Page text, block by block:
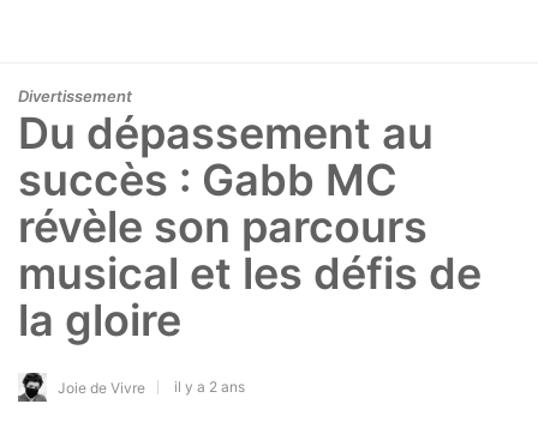
Divertissement
Du dépassement au
succès : Gabb MC
révèle son parcours
musical et les défis de
la gloire
Joie de Vivre il y a 2 ans